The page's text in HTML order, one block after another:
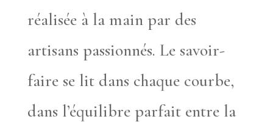
réalisée à la main par des
artisans passionnés. Le savoir-
faire se lit dans chaque courbe,
dans l’équilibre parfait entre la